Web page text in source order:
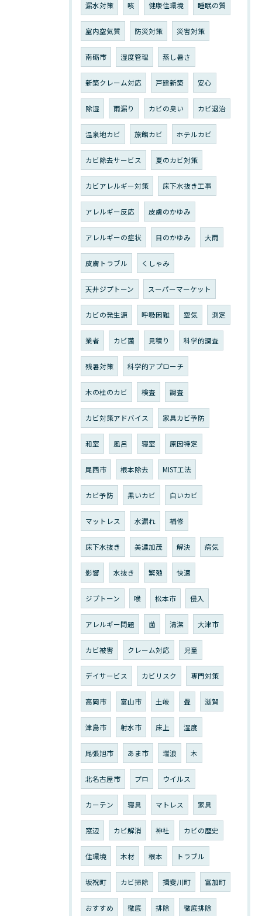
漏水対策 咳 健康住環境 睡眠の質
室内空気質 防災対策 災害対策
南砺市 湿度管理 蒸し暑さ
新築クレーム対応 戸建新築 安心
除湿 雨漏り カビの臭い カビ退治
温泉地カビ 旅館カビ ホテルカビ
カビ除去サービス 夏のカビ対策
カビアレルギー対策 床下水抜き工事
アレルギー反応 皮膚のかゆみ
アレルギーの症状 目のかゆみ 大雨
皮膚トラブル くしゃみ
天井ジプトーン スーパーマーケット
カビの発生源 呼吸困難 空気 測定
業者 カビ菌 見積り 科学的調査
残暑対策 科学的アプローチ
木の柱のカビ 検査 調査
カビ対策アドバイス 家具カビ予防
和室 風呂 寝室 原因特定
尾西市 根本除去 MIST工法
カビ予防 黒いカビ 白いカビ
マットレス 水漏れ 補修
床下水抜き 美濃加茂 解決 病気
影響 水抜き 繁殖 快適
ジプトーン 喉 松本市 侵入
アレルギー問題 菌 清潔 大津市
カビ被害 クレーム対応 児童
デイサービス カビリスク 専門対策
高岡市 富山市 土岐 畳 滋賀
津島市 射水市 床上 湿度
尾張旭市 あま市 瑞浪 木
北名古屋市 プロ ウイルス
カーテン 寝具 マトレス 家具
窓辺 カビ解消 神社 カビの歴史
住環境 木材 根本 トラブル
坂祝町 カビ掃除 揖斐川町 富加町
おすすめ 徹底 排除 徹底排除